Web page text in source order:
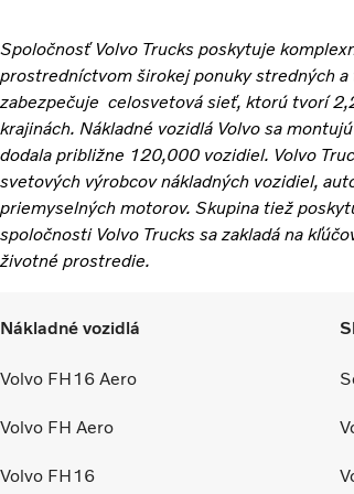
Spoločnosť Volvo Trucks poskytuje
prostredníctvom širokej ponuky stredných
zabezpečuje celosvetová sieť, ktorú tvorí
krajinách. Nákladné vozidlá Volvo sa
dodala približne 120,000 vozidiel. Volvo
svetových výrobcov nákladných vozidiel,
priemyselných motorov. Skupina tiež
spoločnosti Volvo Trucks sa zakladá na
životné prostredie.
Nákladné vozidlá
Volvo FH16 Aero
Volvo FH Aero
Volvo FH16